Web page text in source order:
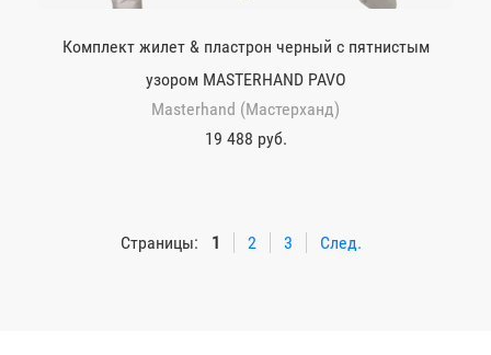
Комплект жилет & пластрон черный с пятнистым
узором MASTERHAND PAVO
Masterhand (Мастерханд)
19 488 руб.
Страницы: 1 2 3 След.